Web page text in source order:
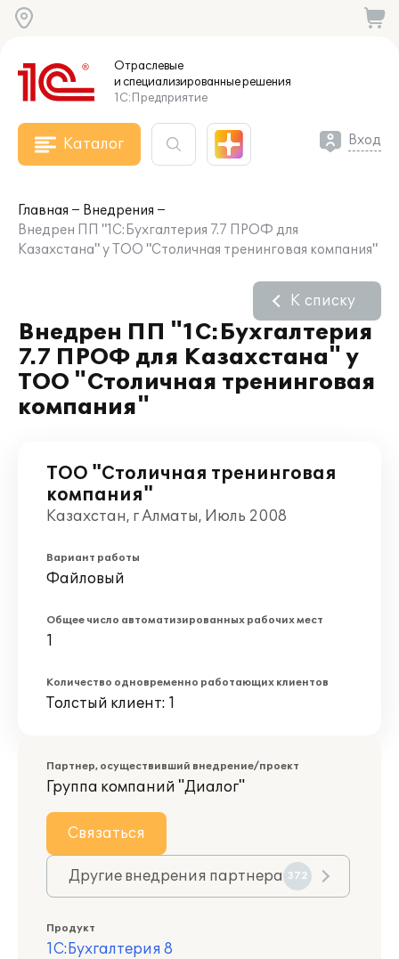
Отраслевые
и специализированныерешения
1С:Предприятие
Каталог Вход
Главная
Внедрения
Внедрен ПП "1С:Бухгалтерия 7.7 ПРОФ для
Казахстана" у ТОО "Столичная тренинговая компания"
Внедрен ПП "1С:Бухгалтерия
7.7 ПРОФ для Казахстана" у
ТОО "Столичная тренинговая
компания"
К списку
ТОО "Столичная тренинговая
компания"
Казахстан, г Алматы, Июль 2008
Вариант работы
Файловый
Общее число автоматизированных рабочих мест
1
Количество одновременно работающих клиентов
Толстый клиент: 1
Партнер, осуществивший внедрение/проект
Группа компаний "Диалог"
Связаться
Другие внедрения партнера 372
Продукт
1С:Бухгалтерия 8